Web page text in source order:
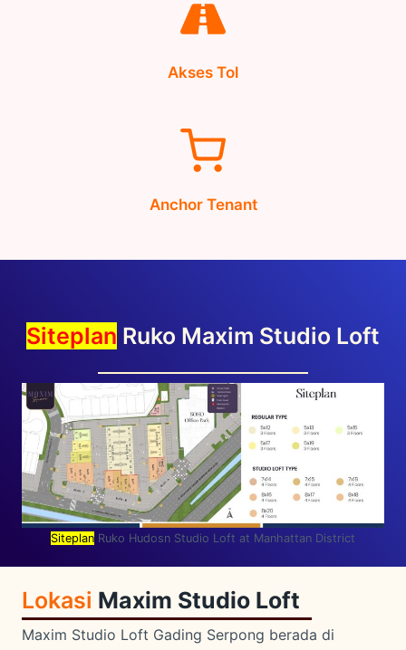
Akses Tol
Anchor Tenant
Siteplan Ruko Maxim Studio Loft
Siteplan Ruko Hudosn Studio Loft at Manhattan District
Lokasi Maxim Studio Loft
Maxim Studio Loft Gading Serpong berada di